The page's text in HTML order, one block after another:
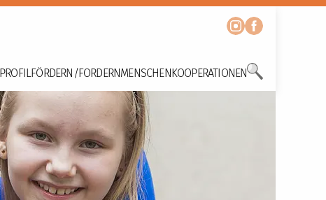
PROFILFÖRDERN/FORDERNMENSCHEN KOOPERATIONEN